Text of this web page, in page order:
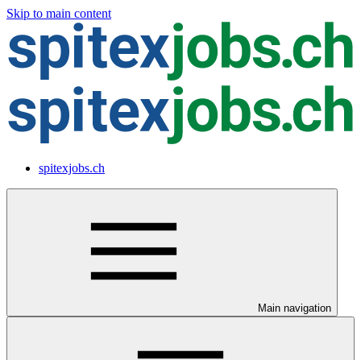
Skip to main content
spitexjobs.ch
Main navigation